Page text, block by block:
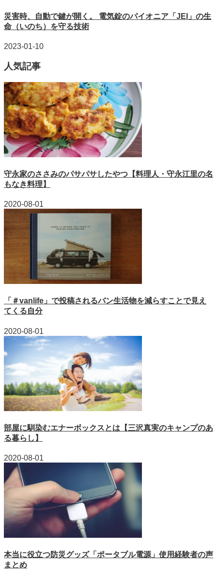
災害時、自動で鍵が開く。 電気錠のパイオニア「JEI」の生
命（いのち）を守る技術
2023-01-10
人気記事
守永家のささみのパサパサしたやつ【料理人・守永江里の名
もなき料理】
2020-08-01
「＃vanlife」で投稿されるバン生活物を減らすことで見え
てくる自分
2020-08-01
部屋に馴染むエナーボックスとは【三沢真実のキャンプのあ
る暮らし】
2020-08-01
本当に役立つ防災グッズ「ポータブル電源」使用経験者の声
まとめ